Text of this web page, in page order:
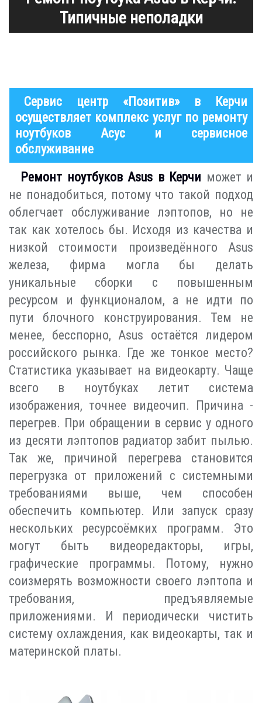
Типичные неполадки
Сервис центр «Позитив» в Керчи
осуществляет комплекс услуг по ремонту
ноутбуков Асус и сервисное
обслуживание
Ремонт ноутбуков Asus в Керчи может и
не понадобиться, потому что такой подход
облегчает обслуживание лэптопов, но не
так как хотелось бы. Исходя из качества и
низкой стоимости произведённого Asus
железа, фирма могла бы делать
уникальные сборки с повышенным
ресурсом и функционалом, а не идти по
пути блочного конструирования. Тем не
менее, бесспорно, Asus остаётся лидером
российского рынка. Где же тонкое место?
Статистика указывает на видеокарту. Чаще
всего в ноутбуках летит система
изображения, точнее видеочип. Причина -
перегрев. При обращении в сервис у одного
из десяти лэптопов радиатор забит пылью.
Так же, причиной перегрева становится
перегрузка от приложений с системными
требованиями выше, чем способен
обеспечить компьютер. Или запуск сразу
нескольких ресурсоёмких программ. Это
могут быть видеоредакторы, игры,
графические программы. Потому, нужно
соизмерять возможности своего лэптопа и
требования, предъявляемые
приложениями. И периодически чистить
систему охлаждения, как видеокарты, так и
материнской платы.